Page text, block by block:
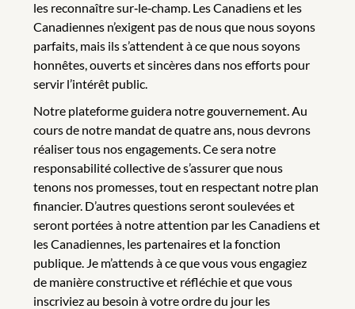
les reconnaître sur‑le‑champ. Les Canadiens et les
Canadiennes n’exigent pas de nous que nous soyons
parfaits, mais ils s’attendent à ce que nous soyons
honnêtes, ouverts et sincères dans nos efforts pour
servir l’intérêt public.
Notre plateforme guidera notre gouvernement. Au
cours de notre mandat de quatre ans, nous devrons
réaliser tous nos engagements. Ce sera notre
responsabilité collective de s’assurer que nous
tenons nos promesses, tout en respectant notre plan
financier. D’autres questions seront soulevées et
seront portées à notre attention par les Canadiens et
les Canadiennes, les partenaires et la fonction
publique. Je m’attends à ce que vous vous engagiez
de manière constructive et réfléchie et que vous
inscriviez au besoin à votre ordre du jour les